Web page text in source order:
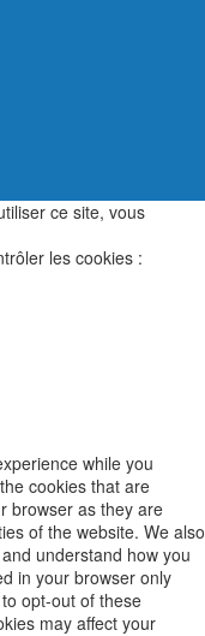
ce site, vous
les cookies :
while you
cookies that are
browser as they are
of the website. We also
understand how you
in your browser only
opt-out of these
may affect your